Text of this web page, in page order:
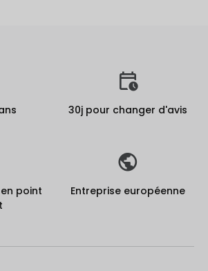
30j pour changer d'avis
point
Entreprise européenne